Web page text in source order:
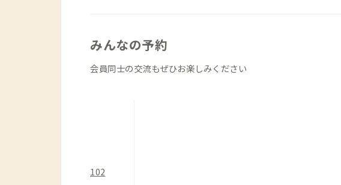
います。
リビングに隣接して、コワーキングスペースもあり、集
各個室には広々したデスクに昇降式のチェアやデスクラ
みんなの予約
会員同士の交流もぜひお楽しみください
102